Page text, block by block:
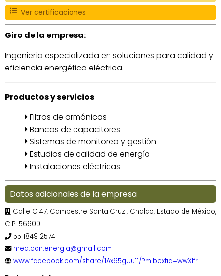
Ver certificaciones
Giro de la empresa:
Ingeniería especializada en soluciones para calidad y
eficiencia energética eléctrica.
Productos y servicios
Filtros de armónicas
Bancos de capacitores
Sistemas de monitoreo y gestión
Estudios de calidad de energía
Instalaciones eléctricas
Datos adicionales de la empresa
Calle C 47, Campestre Santa Cruz., Chalco, Estado de México,
C.P. 56600
55 1849 2574
med.con.energia@gmail.com
www.facebook.com/share/1Ax65gUu11/?mibextid=wwXIfr